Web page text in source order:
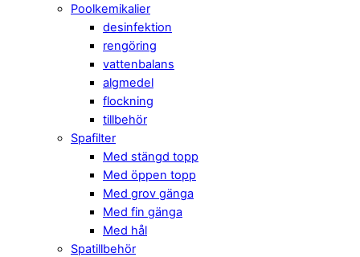
Poolkemikalier
desinfektion
rengöring
vattenbalans
algmedel
flockning
tillbehör
Spafilter
Med stängd topp
Med öppen topp
Med grov gänga
Med fin gänga
Med hål
Spatillbehör